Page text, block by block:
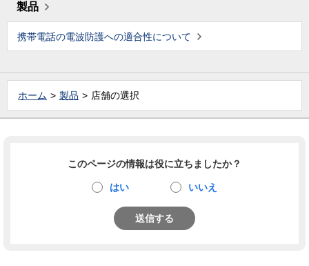
製品
携帯電話の電波防護への適合性について
ホーム 製品 店舗の選択
このページの情報は役に立ちましたか？
はい いいえ
送信する